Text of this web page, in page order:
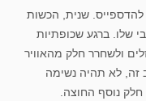
להדספייס. שנית, הכשות
שלו. ברגע שכופתיות
ולשחרר חלק מהאוויר
זה, לא תהיה נשימה
נוסף החוצה.